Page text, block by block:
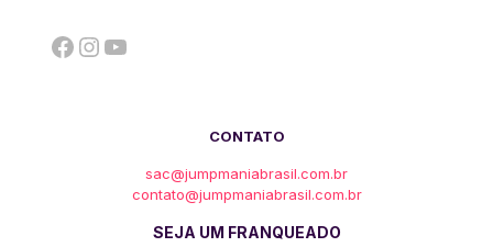
Facebook
Instagram
YouTube
CONTATO
sac@jumpmaniabrasil.com.br
contato@jumpmaniabrasil.com.br
SEJA UM FRANQUEADO